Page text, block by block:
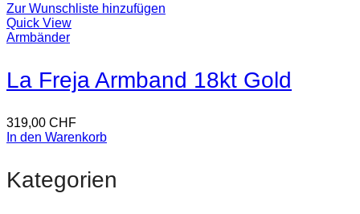
Zur Wunschliste hinzufügen
Quick View
Armbänder
La Freja Armband 18kt Gold
319,00 CHF
In den Warenkorb
Kategorien